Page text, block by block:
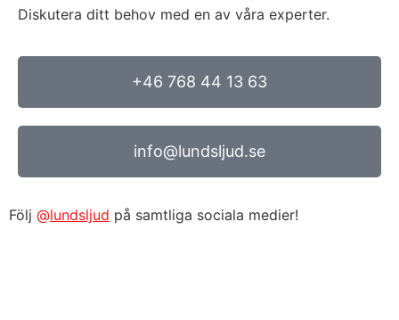
Diskutera ditt behov med en av våra experter.
+46 768 44 13 63
info@lundsljud.se
Följ @lundsljud på samtliga sociala medier!